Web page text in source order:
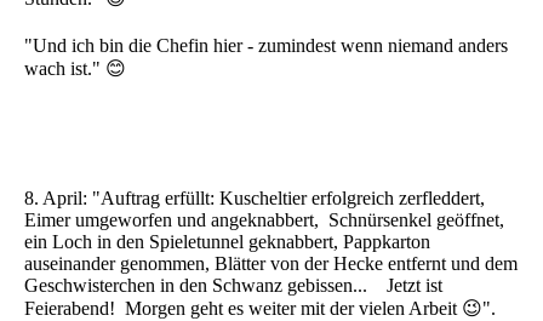
"Und ich bin die Chefin hier - zumindest wenn niemand anders
wach ist." 😊
8. April: "Auftrag erfüllt: Kuscheltier erfolgreich zerfleddert,
Eimer umgeworfen und angeknabbert, Schnürsenkel geöffnet,
ein Loch in den Spieletunnel geknabbert, Pappkarton
auseinander genommen, Blätter von der Hecke entfernt und dem
Geschwisterchen in den Schwanz gebissen... Jetzt ist
Feierabend! Morgen geht es weiter mit der vielen Arbeit 😉".